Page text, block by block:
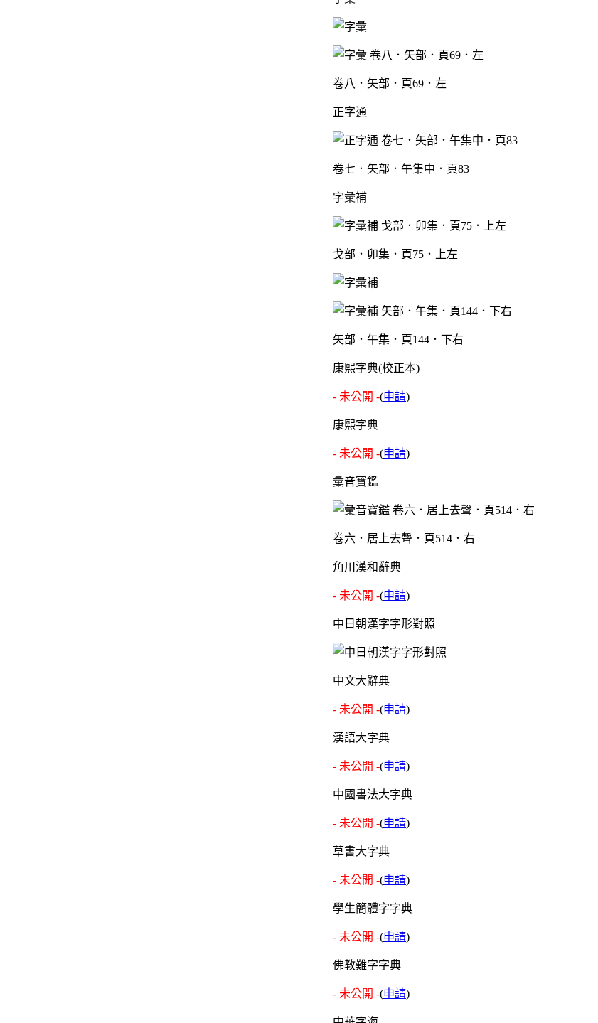
卷八．矢部．頁69．左
正字通
卷七．矢部．午集中．頁83
字彙補
戈部．卯集．頁75．上左
矢部．午集．頁144．下右
康熙字典(校正本)
- 未公開 -(申請)
康熙字典
- 未公開 -(申請)
彙音寶鑑
卷六．居上去聲．頁514．右
角川漢和辭典
- 未公開 -(申請)
中日朝漢字字形對照
中文大辭典
- 未公開 -(申請)
漢語大字典
- 未公開 -(申請)
中國書法大字典
- 未公開 -(申請)
草書大字典
- 未公開 -(申請)
學生簡體字字典
- 未公開 -(申請)
佛教難字字典
- 未公開 -(申請)